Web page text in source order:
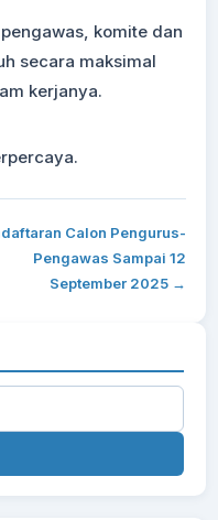
komite dan
secara maksimal
kerjanya.
Calon Pengurus-
Pengawas Sampai 12
September 2025 →